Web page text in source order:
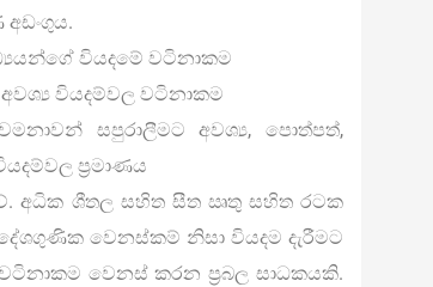
වියදමේ වටිනාකම
වියදම්වල වටිනාකම
සපුරාලීමට අවශ්‍ය, පොත්පත්,
ප්‍රමාණය
අධික ශීතල සහිත සීත ඍතු සහිත රටක
වෙනස්කම් නිසා වියදම දැරීමට
වටිනාකම වෙනස් කරන ප්‍රබල සාධකයකි.